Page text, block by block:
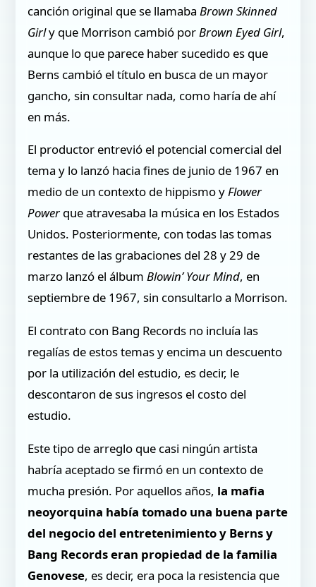
canción original que se llamaba Brown Skinned
Girly que Morrison cambió por Brown Eyed Girl,
aunque lo que parece haber sucedido es que
Berns cambió el título en busca de un mayor
gancho, sin consultar nada, como haría de ahí
en más.
El productor entrevió el potencial comercial del
tema y lo lanzó hacia fines de junio de 1967 en
medio de un contexto de hippismo yFlower
Power que atravesaba la música en los Estados
Unidos. Posteriormente, con todas las tomas
restantes de las grabaciones del 28 y 29 de
marzo lanzó el álbumBlowin’ Your Mind, en
septiembre de 1967, sin consultarlo a Morrison.
El contrato con Bang Records no incluía las
regalías de estos temas y encima un descuento
por la utilización del estudio, es decir, le
descontaron de sus ingresos el costo del
estudio.
Este tipo de arreglo que casi ningún artista
habría aceptado se firmó en un contexto de
mucha presión. Por aquellos años, la mafia
neoyorquina había tomado una buena parte
del negocio del entretenimiento y Berns y
Bang Records eran propiedad de la familia
Genovese, es decir, era poca la resistencia que